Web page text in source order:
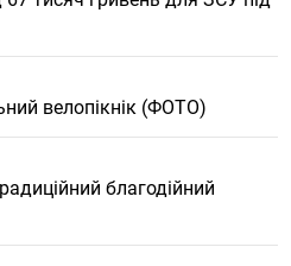
велопікнік (ФОТО)
благодійний